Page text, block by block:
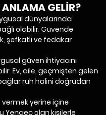
GELİR?
dünyalarında
olabilir. Güvende
şefkatli ve fedakar
güven ihtiyacını
Ev, aile, geçmişten gelen
ruh halini doğrudan
vermek yerine içine
Yengeç olan kişilerle